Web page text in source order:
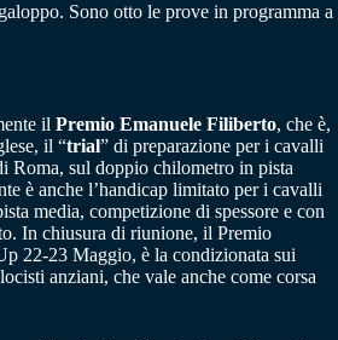
Sono otto le prove in programma a
il Premio Emanuele Filiberto, che è,
il “trial” di preparazione per i cavalli
Roma, sul doppio chilometro in pista
è anche l’handicap limitato per i cavalli
media, competizione di spessore e con
In chiusura di riunione, il Premio
22-23 Maggio, è la condizionata sui
anziani, che vale anche come corsa